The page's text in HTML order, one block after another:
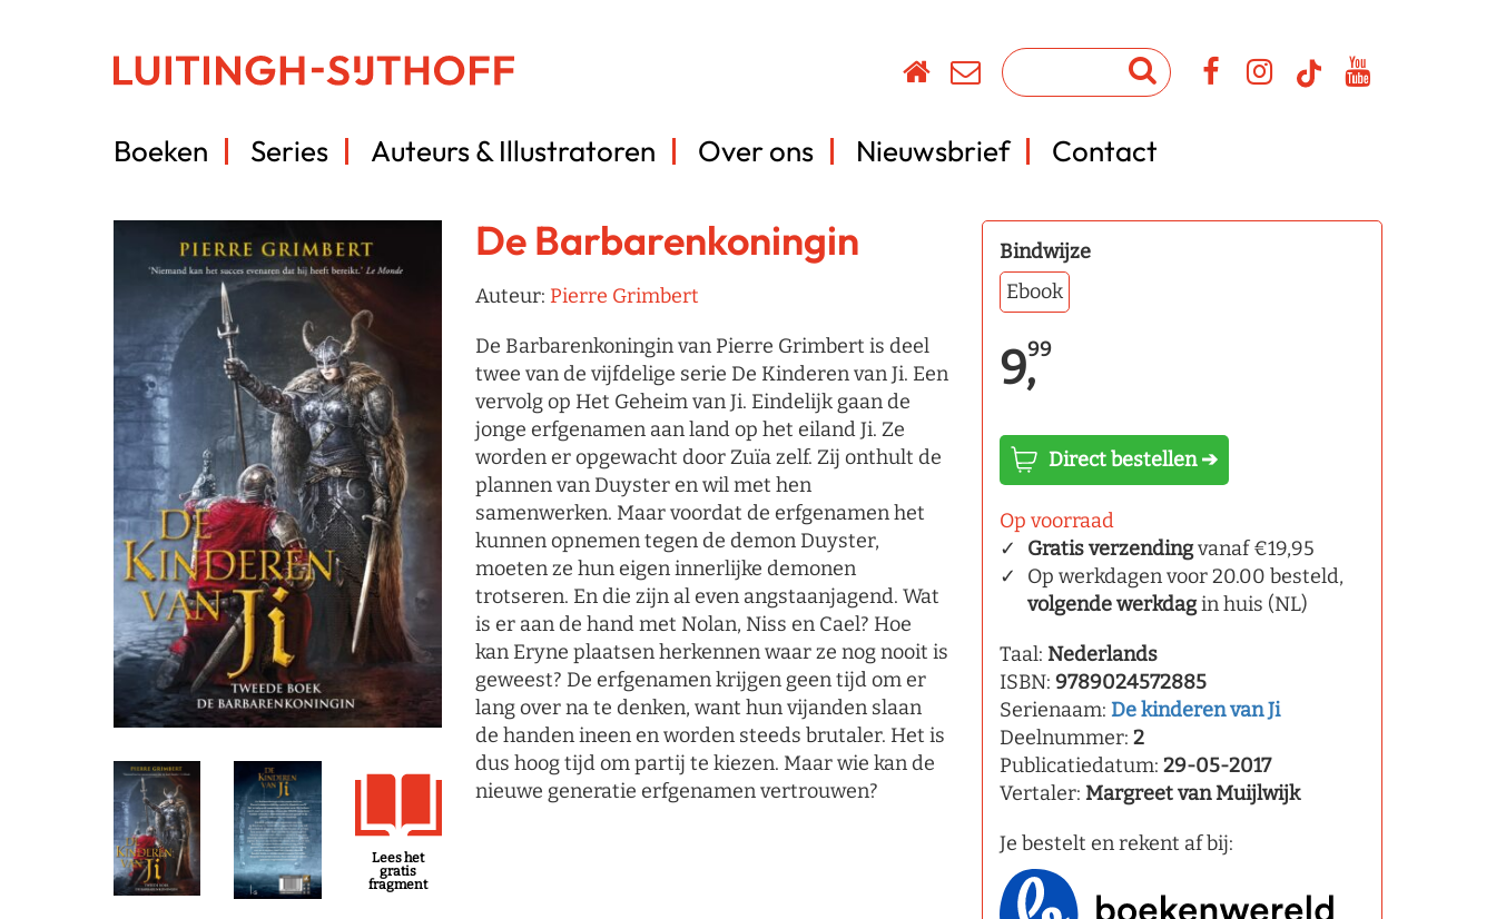
Boeken Series Auteurs & Illustratoren Over ons Nieuwsbrief Contact
Lees het
gratis
fragment
De Barbarenkoningin
Auteur: Pierre Grimbert
De Barbarenkoningin van Pierre Grimbert is deel
twee van de vijfdelige serie De Kinderen van Ji. Een
vervolg op Het Geheim van Ji. Eindelijk gaan de
jonge erfgenamen aan land op het eiland Ji. Ze
worden er opgewacht door Zuïa zelf. Zij onthult de
plannen van Duyster en wil met hen
samenwerken. Maar voordat de erfgenamen het
kunnen opnemen tegen de demon Duyster,
moeten ze hun eigen innerlijke demonen
trotseren. En die zijn al even angstaanjagend. Wat
is er aan de hand met Nolan, Niss en Cael? Hoe
kan Eryne plaatsen herkennen waar ze nog nooit is
geweest? De erfgenamen krijgen geen tijd om er
lang over na te denken, want hun vijanden slaan
de handen ineen en worden steeds brutaler. Het is
dus hoog tijd om partij te kiezen. Maar wie kan de
nieuwe generatie erfgenamen vertrouwen?
Bindwijze
Ebook
9,99
Direct bestellen ➔
Op voorraad
Gratis verzendingvanaf €19,95
Op werkdagen voor 20.00 besteld,
volgende werkdagin huis (NL)
Taal: Nederlands
ISBN: 9789024572885
Serienaam: De kinderen van Ji
Deelnummer: 2
Publicatiedatum: 29-05-2017
Vertaler: Margreet van Muijlwijk
Je bestelt en rekent af bij: